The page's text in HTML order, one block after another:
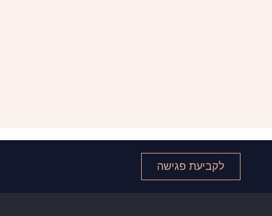
לקביעת פגישה